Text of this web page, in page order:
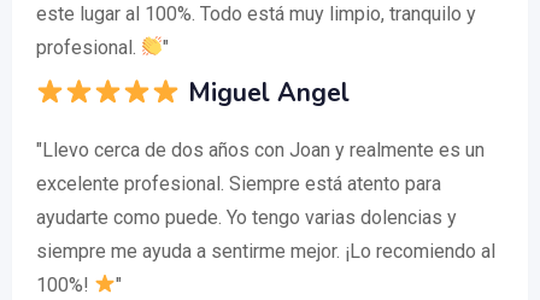
este lugar al 100%. Todo está muy limpio, tranquilo y
profesional.
"
Miguel Angel
"Llevo cerca de dos años con Joan y realmente es un
excelente profesional. Siempre está atento para
ayudarte como puede. Yo tengo varias dolencias y
siempre me ayuda a sentirme mejor. ¡Lo recomiendo al
100%!
"